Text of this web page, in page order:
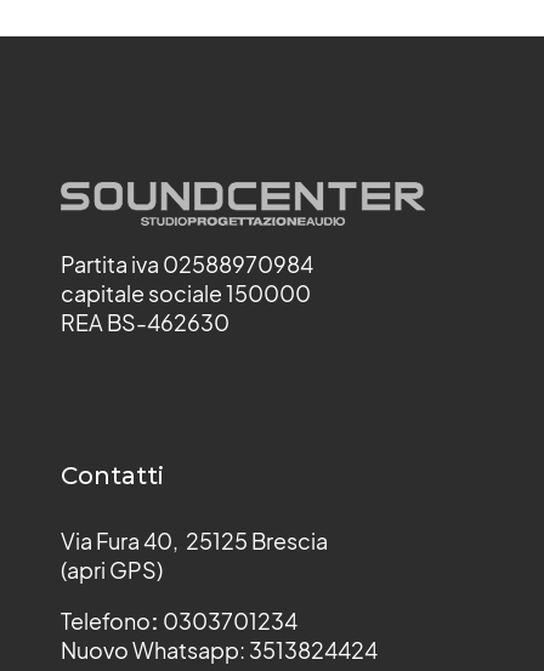
Partita iva 02588970984
capitale sociale 150000
REA BS-462630
Contatti
Via Fura 40, 25125 Brescia
(apri GPS)
Telefono: 0303701234
Nuovo Whatsapp: 3513824424